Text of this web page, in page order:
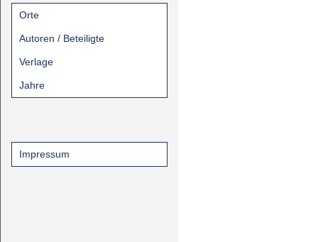
Orte
Autoren / Beteiligte
Verlage
Jahre
Impressum